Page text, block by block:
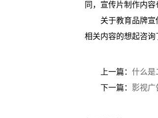
同，宣传片制作内容
关于教育品牌宣
相关内容的想起咨询
上一篇： 什么是
下一篇： 影视广